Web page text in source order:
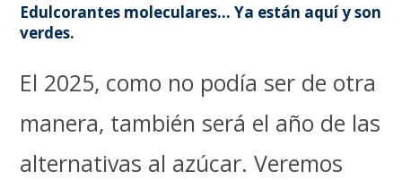
Edulcorantes moleculares… Ya están aquí y son
verdes.
El 2025, como no podía ser de otra
manera, también será el año de las
alternativas al azúcar. Veremos